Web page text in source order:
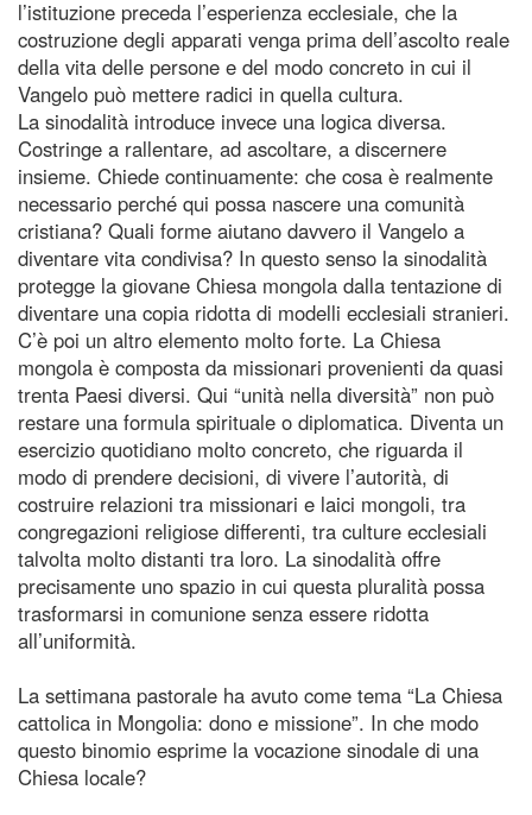
l’istituzione preceda l’esperienza ecclesiale, che la
costruzione degli apparati venga prima dell’ascolto reale
della vita delle persone e del modo concreto in cui il
Vangelo può mettere radici in quella cultura.
La sinodalità introduce invece una logica diversa.
Costringe a rallentare, ad ascoltare, a discernere
insieme. Chiede continuamente: che cosa è realmente
necessario perché qui possa nascere una comunità
cristiana? Quali forme aiutano davvero il Vangelo a
diventare vita condivisa? In questo senso la sinodalità
protegge la giovane Chiesa mongola dalla tentazione di
diventare una copia ridotta di modelli ecclesiali stranieri.
C’è poi un altro elemento molto forte. La Chiesa
mongola è composta da missionari provenienti da quasi
trenta Paesi diversi. Qui “unità nella diversità” non può
restare una formula spirituale o diplomatica. Diventa un
esercizio quotidiano molto concreto, che riguarda il
modo di prendere decisioni, di vivere l’autorità, di
costruire relazioni tra missionari e laici mongoli, tra
congregazioni religiose differenti, tra culture ecclesiali
talvolta molto distanti tra loro. La sinodalità offre
precisamente uno spazio in cui questa pluralità possa
trasformarsi in comunione senza essere ridotta
all’uniformità.
La settimana pastorale ha avuto come tema “La Chiesa
cattolica in Mongolia: dono e missione”. In che modo
questo binomio esprime la vocazione sinodale di una
Chiesa locale?